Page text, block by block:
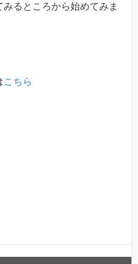
るところから始めてみま
こちら